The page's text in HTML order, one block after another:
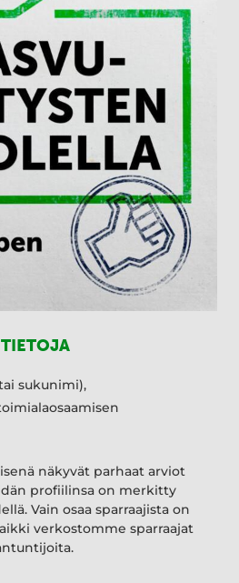
sukunimi),
näkyvät parhaat arviot
profiilinsa on merkitty
Vain osaa sparraajista on
verkostomme sparraajat